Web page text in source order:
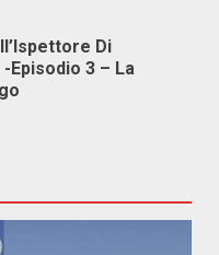
Di
-Episodio 3 – La